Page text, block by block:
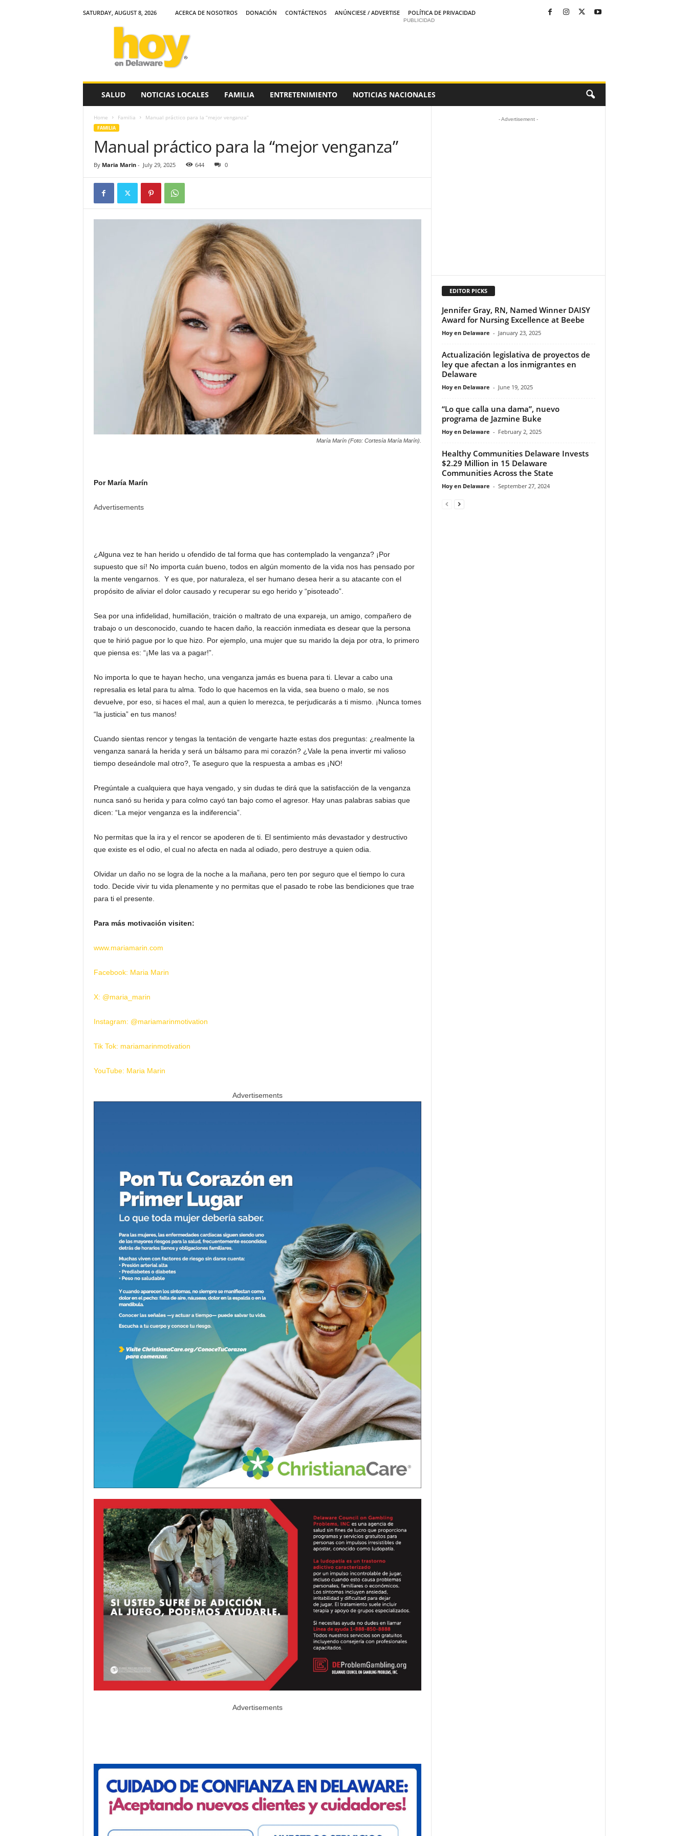
SATURDAY, AUGUST 8, 2026 ACERCA DE NOSOTROS DONACIÓN CONTÁCTENOS ANÚNCIESE / ADVERTISE
POLÍTICA DE PRIVACIDAD
PUBLICIDAD
SALUD NOTICIAS LOCALES FAMILIA ENTRETENIMIENTO NOTICIAS NACIONALES
Home Familia Manual práctico para la “mejor venganza”
FAMILIA
Manual práctico para la “mejor venganza”
By Maria Marin- July 29, 2025 644 0
María Marín (Foto: Cortesía María Marín).
Por María Marín
Advertisements
¿Alguna vez te han herido u ofendido de tal forma que has contemplado la venganza? ¡Por
supuesto que sí! No importa cuán bueno, todos en algún momento de la vida nos has pensado por
la mente vengarnos. Y es que, por naturaleza, el ser humano desea herir a su atacante con el
propósito de aliviar el dolor causado y recuperar su ego herido y “pisoteado”.
Sea por una infidelidad, humillación, traición o maltrato de una expareja, un amigo, compañero de
trabajo o un desconocido, cuando te hacen daño, la reacción inmediata es desear que la persona
que te hirió pague por lo que hizo. Por ejemplo, una mujer que su marido la deja por otra, lo primero
que piensa es: “¡Me las va a pagar!”.
No importa lo que te hayan hecho, una venganza jamás es buena para ti. Llevar a cabo una
represalia es letal para tu alma. Todo lo que hacemos en la vida, sea bueno o malo, se nos
devuelve, por eso, si haces el mal, aun a quien lo merezca, te perjudicarás a ti mismo. ¡Nunca tomes
“la justicia” en tus manos!
Cuando sientas rencor y tengas la tentación de vengarte hazte estas dos preguntas: ¿realmente la
venganza sanará la herida y será un bálsamo para mi corazón? ¿Vale la pena invertir mi valioso
tiempo deseándole mal otro?, Te aseguro que la respuesta a ambas es ¡NO!
Pregúntale a cualquiera que haya vengado, y sin dudas te dirá que la satisfacción de la venganza
nunca sanó su herida y para colmo cayó tan bajo como el agresor. Hay unas palabras sabias que
dicen: “La mejor venganza es la indiferencia”.
No permitas que la ira y el rencor se apoderen de ti. El sentimiento más devastador y destructivo
que existe es el odio, el cual no afecta en nada al odiado, pero destruye a quien odia.
Olvidar un daño no se logra de la noche a la mañana, pero ten por seguro que el tiempo lo cura
todo. Decide vivir tu vida plenamente y no permitas que el pasado te robe las bendiciones que trae
para ti el presente.
Para más motivación visiten:
www.mariamarin.com
Facebook: Maria Marin
X: @maria_marin
Instagram: @mariamarinmotivation
Tik Tok: mariamarinmotivation
YouTube: Maria Marin
Advertisements
Advertisements
- Advertisement -
EDITOR PICKS
Jennifer Gray, RN, Named Winner DAISY
Award for Nursing Excellence at Beebe
Hoy en Delaware - January 23, 2025
Actualización legislativa de proyectos de
ley que afectan a los inmigrantes en
Delaware
Hoy en Delaware - June 19, 2025
“Lo que calla una dama”, nuevo
programa de Jazmine Buke
Hoy en Delaware - February 2, 2025
Healthy Communities Delaware Invests
$2.29 Million in 15 Delaware
Communities Across the State
Hoy en Delaware - September 27, 2024